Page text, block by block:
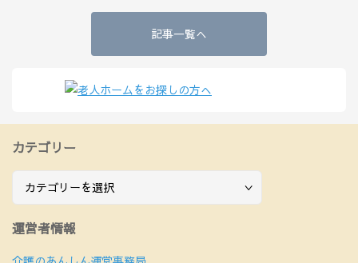
記事一覧へ
カテゴリー
テ
ゴ
リ
ー
運営者情報